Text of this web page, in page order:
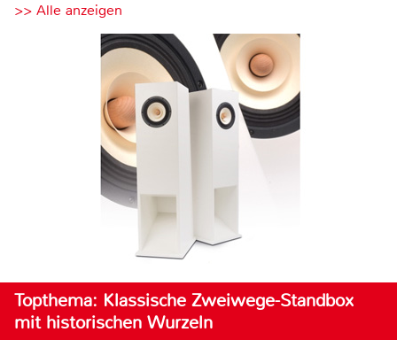
>> Alle anzeigen
Topthema: Klassische Zweiwege-Standbox
mit historischen Wurzeln